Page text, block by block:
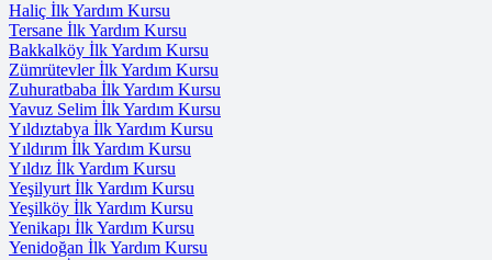
Haliç İlk Yardım Kursu
Tersane İlk Yardım Kursu
Bakkalköy İlk Yardım Kursu
Zümrütevler İlk Yardım Kursu
Zuhuratbaba İlk Yardım Kursu
Yavuz Selim İlk Yardım Kursu
Yıldıztabya İlk Yardım Kursu
Yıldırım İlk Yardım Kursu
Yıldız İlk Yardım Kursu
Yeşilyurt İlk Yardım Kursu
Yeşilköy İlk Yardım Kursu
Yenikapı İlk Yardım Kursu
Yenidoğan İlk Yardım Kursu